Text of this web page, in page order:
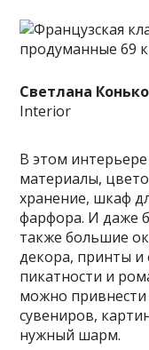
Светлана
Interior
В этом
материалы,
хранение, шкаф
фарфора. И даже
также большие
декора, принты и
пикатности и
можно
сувениров,
нужный шарм.